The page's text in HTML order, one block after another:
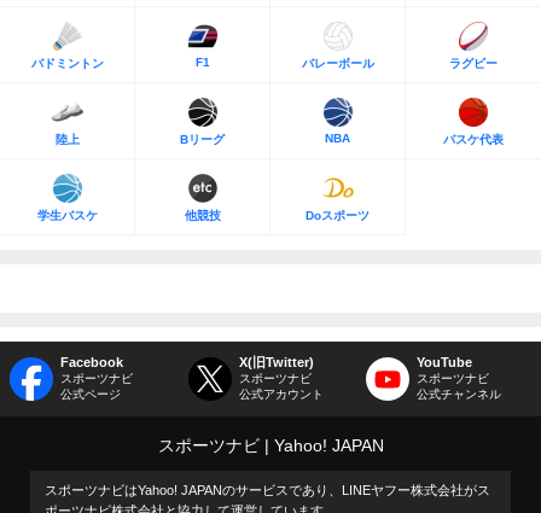
バドミントン F1 バレーボール ラグビー
陸上 Bリーグ NBA バスケ代表
学生バスケ 他競技 Doスポーツ
Facebook
スポーツナビ
公式ページ
X(旧Twitter)
スポーツナビ
公式アカウント
YouTube
スポーツナビ
公式チャンネル
スポーツナビ Yahoo! JAPAN
スポーツナビはYahoo! JAPANのサービスであり、LINEヤフー株式会社がス